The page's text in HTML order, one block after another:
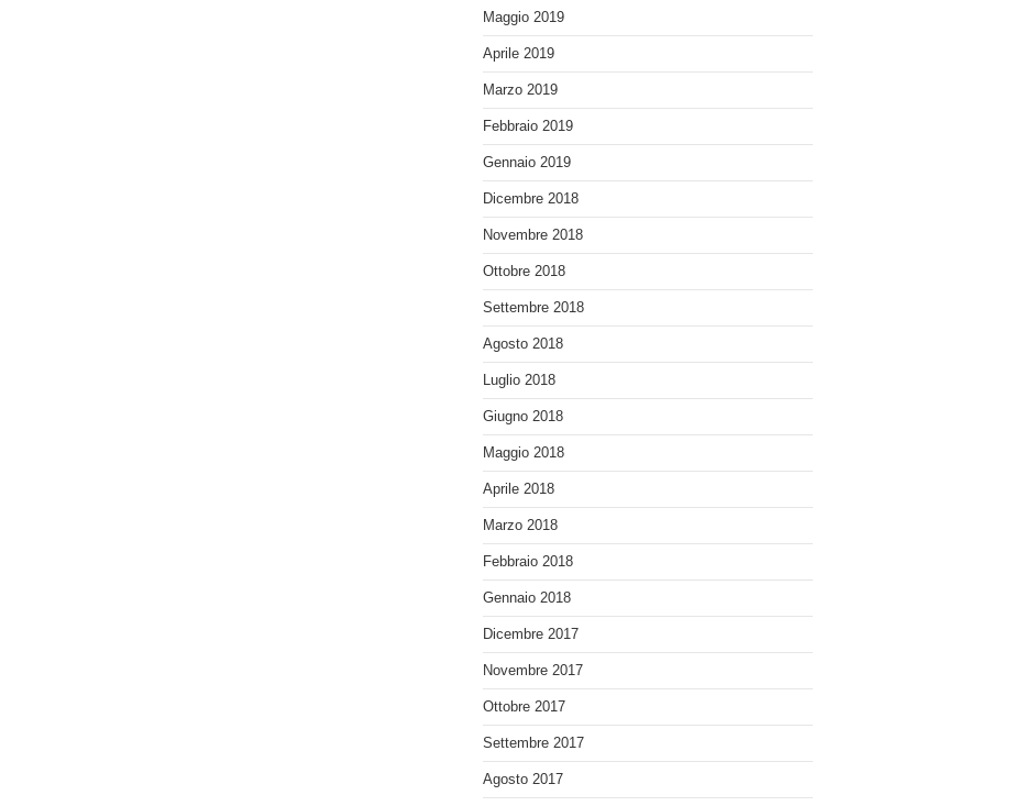
Maggio 2019
Aprile 2019
Marzo 2019
Febbraio 2019
Gennaio 2019
Dicembre 2018
Novembre 2018
Ottobre 2018
Settembre 2018
Agosto 2018
Luglio 2018
Giugno 2018
Maggio 2018
Aprile 2018
Marzo 2018
Febbraio 2018
Gennaio 2018
Dicembre 2017
Novembre 2017
Ottobre 2017
Settembre 2017
Agosto 2017